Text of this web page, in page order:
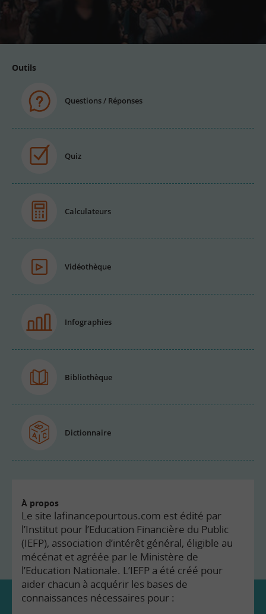
Outils
Questions / Réponses
Quiz
Calculateurs
Vidéothèque
Infographies
Bibliothèque
Dictionnaire
À propos
Le site lafinancepourtous.com est édité par
l’Institut pour l’Education Financière du Public
(IEFP), association d’intérêt général, éligible au
mécénat et agréée par le Ministère de
l’Education Nationale. L’IEFP a été créé pour
aider chacun à acquérir les bases de
connaissances nécessaires pour :